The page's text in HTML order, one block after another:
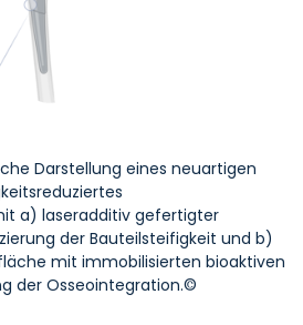
Darstellung eines neuartigen
a) laseradditiv gefertigter
der Bauteilsteifigkeit und b)
mit immobilisierten bioaktiven
der Osseointegration.©